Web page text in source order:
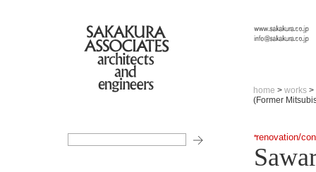
home > works >
(Former
renovation/